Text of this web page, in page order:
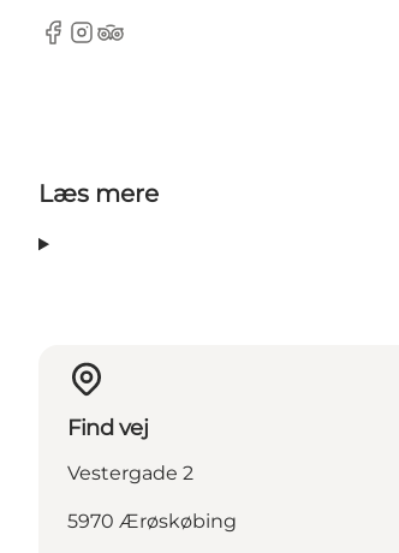
Facebook
Instagram
Tripadvisor
Læs mere
Find vej
Vestergade 2
5970 Ærøskøbing